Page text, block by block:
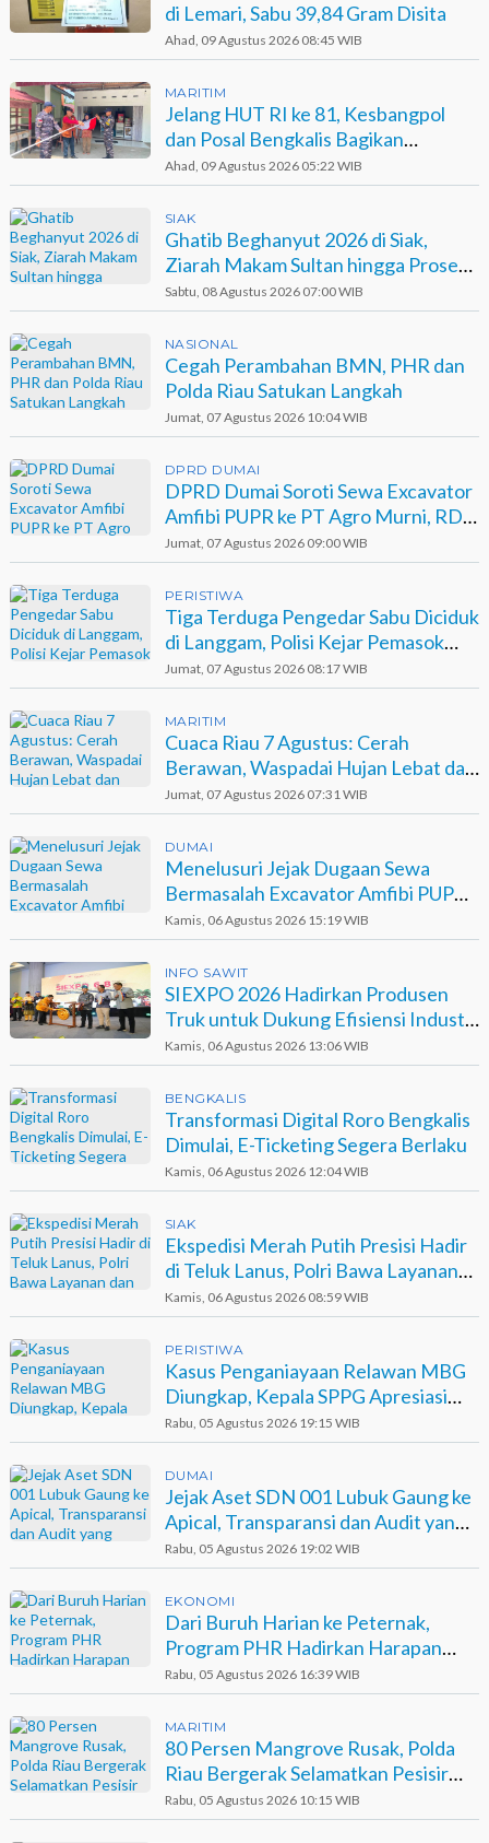
di Lemari, Sabu 39,84 Gram Disita
Ahad, 09 Agustus 2026 08:45 WIB
MARITIM
Jelang HUT RI ke 81, Kesbangpol
dan Posal Bengkalis Bagikan
Bendera ke Warga Pesisir
Ahad, 09 Agustus 2026 05:22 WIB
SIAK
Ghatib Beghanyut 2026 di Siak,
Ziarah Makam Sultan hingga Prosesi
di Sungai
Sabtu, 08 Agustus 2026 07:00 WIB
NASIONAL
Cegah Perambahan BMN, PHR dan
Polda Riau Satukan Langkah
Jumat, 07 Agustus 2026 10:04 WIB
DPRD DUMAI
DPRD Dumai Soroti Sewa Excavator
Amfibi PUPR ke PT Agro Murni, RDP
Jadi Opsi
Jumat, 07 Agustus 2026 09:00 WIB
PERISTIWA
Tiga Terduga Pengedar Sabu Diciduk
di Langgam, Polisi Kejar Pemasok
Berinisial GA
Jumat, 07 Agustus 2026 08:17 WIB
MARITIM
Cuaca Riau 7 Agustus: Cerah
Berawan, Waspadai Hujan Lebat dan
Petir
Jumat, 07 Agustus 2026 07:31 WIB
DUMAI
Menelusuri Jejak Dugaan Sewa
Bermasalah Excavator Amfibi PUPR
Dumai di Agro Murni
Kamis, 06 Agustus 2026 15:19 WIB
INFO SAWIT
SIEXPO 2026 Hadirkan Produsen
Truk untuk Dukung Efisiensi Industri
Sawit
Kamis, 06 Agustus 2026 13:06 WIB
BENGKALIS
Transformasi Digital Roro Bengkalis
Dimulai, E-Ticketing Segera Berlaku
Kamis, 06 Agustus 2026 12:04 WIB
SIAK
Ekspedisi Merah Putih Presisi Hadir
di Teluk Lanus, Polri Bawa Layanan
dan Harapan
Kamis, 06 Agustus 2026 08:59 WIB
PERISTIWA
Kasus Penganiayaan Relawan MBG
Diungkap, Kepala SPPG Apresiasi
Kinerja Polisi
Rabu, 05 Agustus 2026 19:15 WIB
DUMAI
Jejak Aset SDN 001 Lubuk Gaung ke
Apical, Transparansi dan Audit yang
Belum Terjawab
Rabu, 05 Agustus 2026 19:02 WIB
EKONOMI
Dari Buruh Harian ke Peternak,
Program PHR Hadirkan Harapan
Baru bagi Suku Sakai
Rabu, 05 Agustus 2026 16:39 WIB
MARITIM
80 Persen Mangrove Rusak, Polda
Riau Bergerak Selamatkan Pesisir
Sinaboi
Rabu, 05 Agustus 2026 10:15 WIB